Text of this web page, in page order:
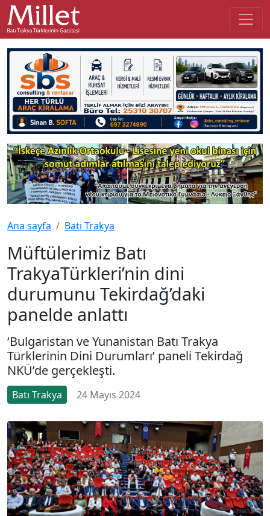
Ana sayfa Batı Trakya
Müftülerimiz Batı
TrakyaTürkleri’nin dini
durumunu Tekirdağ’daki
panelde anlattı
‘Bulgaristan ve Yunanistan Batı Trakya
Türklerinin Dini Durumları’ paneli Tekirdağ
NKÜ’de gerçekleşti.
Batı Trakya 24 Mayıs 2024